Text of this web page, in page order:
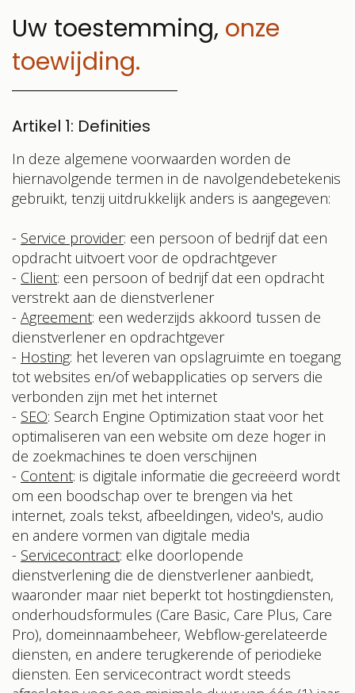
Uw toestemming, onze
toewijding.
Artikel 1: Definities
In deze algemene voorwaarden worden de
hiernavolgende termen in de navolgendebetekenis
gebruikt, tenzij uitdrukkelijk anders is aangegeven:
- Service provider: een persoon of bedrijf dat een
opdracht uitvoert voor de opdrachtgever
- Client: een persoon of bedrijf dat een opdracht
verstrekt aan de dienstverlener
- Agreement: een wederzijds akkoord tussen de
dienstverlener en opdrachtgever
- Hosting: het leveren van opslagruimte en toegang
tot websites en/of webapplicaties op servers die
verbonden zijn met het internet
- SEO: Search Engine Optimization staat voor het
optimaliseren van een website om deze hoger in
de zoekmachines te doen verschijnen
- Content: is digitale informatie die gecreëerd wordt
om een boodschap over te brengen via het
internet, zoals tekst, afbeeldingen, video's, audio
en andere vormen van digitale media
- Servicecontract: elke doorlopende
dienstverlening die de dienstverlener aanbiedt,
waaronder maar niet beperkt tot hostingdiensten,
onderhoudsformules (Care Basic, Care Plus, Care
Pro), domeinnaambeheer, Webflow-gerelateerde
diensten, en andere terugkerende of periodieke
diensten. Een servicecontract wordt steeds